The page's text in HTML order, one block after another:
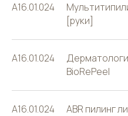
А16.01.024
[руки]
А16.01.024
BioRePeel
А16.01.024 ABR пилинг